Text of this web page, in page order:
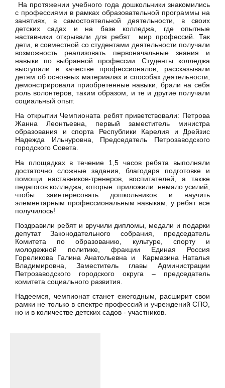
На протяжении учебного года дошкольники знакомились
с профессиями в рамках образовательной программы на
занятиях, в самостоятельной деятельности, в своих
детских садах и на базе колледжа, где опытные
наставники открывали для ребят мир профессий. Так
дети, в совместной со студентами деятельности получали
возможность реализовать первоначальные знания и
навыки по выбранной профессии. Студенты колледжа
выступали в качестве профессионалов, рассказывали
детям об основных материалах и способах деятельности,
демонстрировали приобретенные навыки, брали на себя
роль волонтеров, таким образом, и те и другие получали
социальный опыт.
На открытии Чемпионата ребят приветствовали: Петрова
Жанна Леонтьевна, первый заместитель министра
образования и спорта Республики Карелия и Дрейзис
Надежда Ильнуровна, Председатель Петрозаводского
городского Совета.
На площадках в течение 1,5 часов ребята выполняли
достаточно сложные задания, благодаря подготовке и
помощи наставников-тренеров, воспитателей, а также
педагогов колледжа, которые приложили немало усилий,
чтобы заинтересовать дошкольников и научить
элементарным профессиональным навыкам, у ребят все
получилось!
Поздравили ребят и вручили дипломы, медали и подарки
депутат Законодательного собрания, председатель
Комитета по образованию, культуре, спорту и
молодежной политике, фракции Единая Россия
Гореликова Галина Анатольевна и Кармазина Наталья
Владимировна, Заместитель главы Администрации
Петрозаводского городского округа – председатель
комитета социального развития.
Надеемся, чемпионат станет ежегодным, расширит свои
рамки не только в спектре профессий и учреждений СПО,
но и в количестве детских садов - участников.